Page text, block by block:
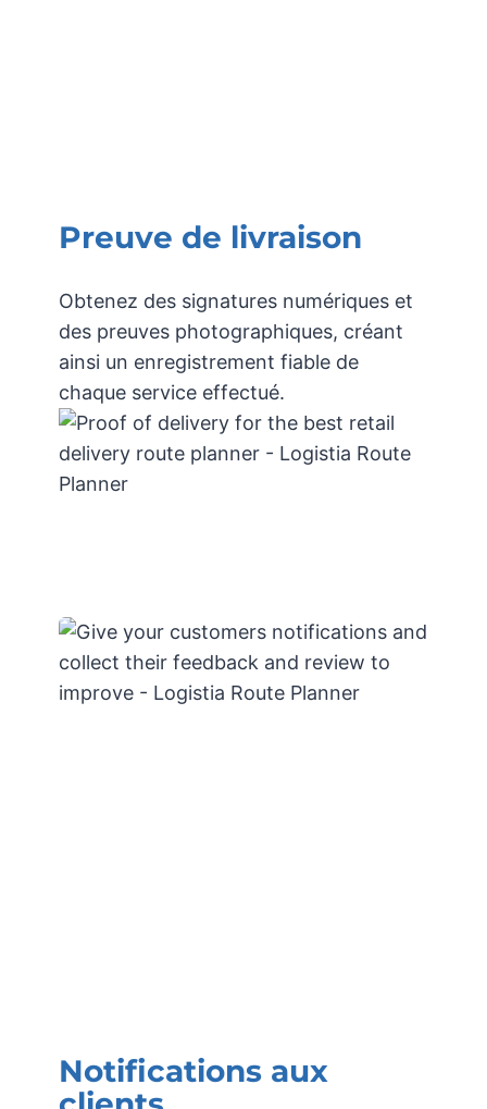
Preuve de livraison
Obtenez des signatures numériques et
des preuves photographiques, créant
ainsi un enregistrement fiable de
chaque service effectué.
Notifications aux